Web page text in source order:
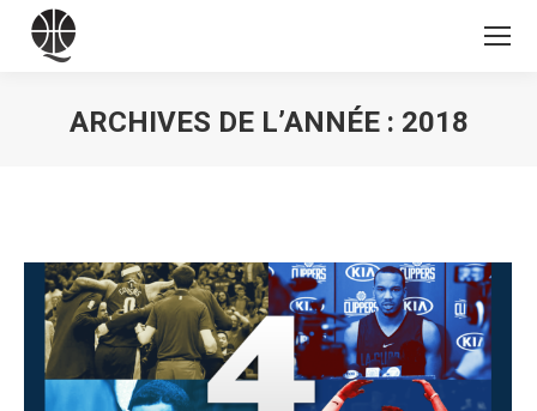
ARCHIVES DE L’ANNÉE : 2018